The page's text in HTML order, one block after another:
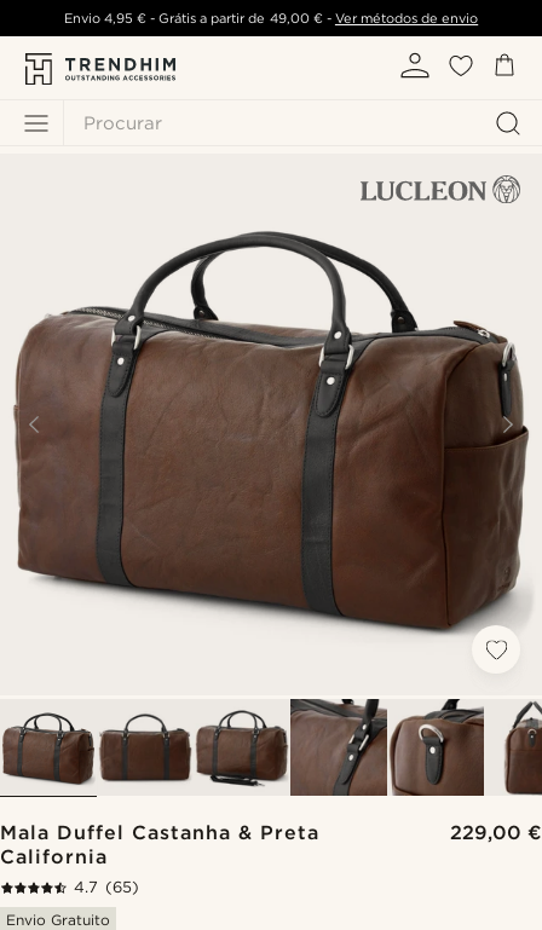
Procurar
Envio 4,95 €- Grátis a partir de 49,00 €- Ver métodos de envio
Mala Duffel Castanha & Preta
California
229,00 €
4.7 (65)
Envio Gratuito